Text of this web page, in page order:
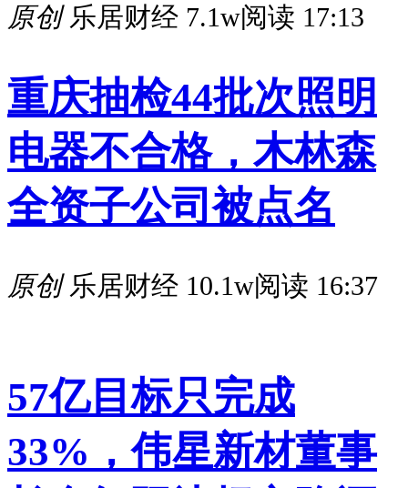
原创 乐居财经 7.1w阅读 17:13
重庆抽检44批次照明
电器不合格，木林森
全资子公司被点名
原创 乐居财经 10.1w阅读 16:37
57亿目标只完成
33%，伟星新材董事